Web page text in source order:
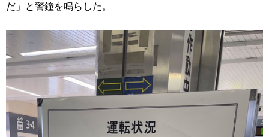
だ」と警鐘を鳴らした。